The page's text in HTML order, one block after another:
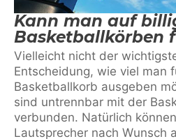
Kann man auf
Basketballkörben
Vielleicht nicht der
Entscheidung, wie viel man
Basketballkorb ausgeben
sind untrennbar mit der
verbunden. Natürlich
Lautsprecher nach Wunsch